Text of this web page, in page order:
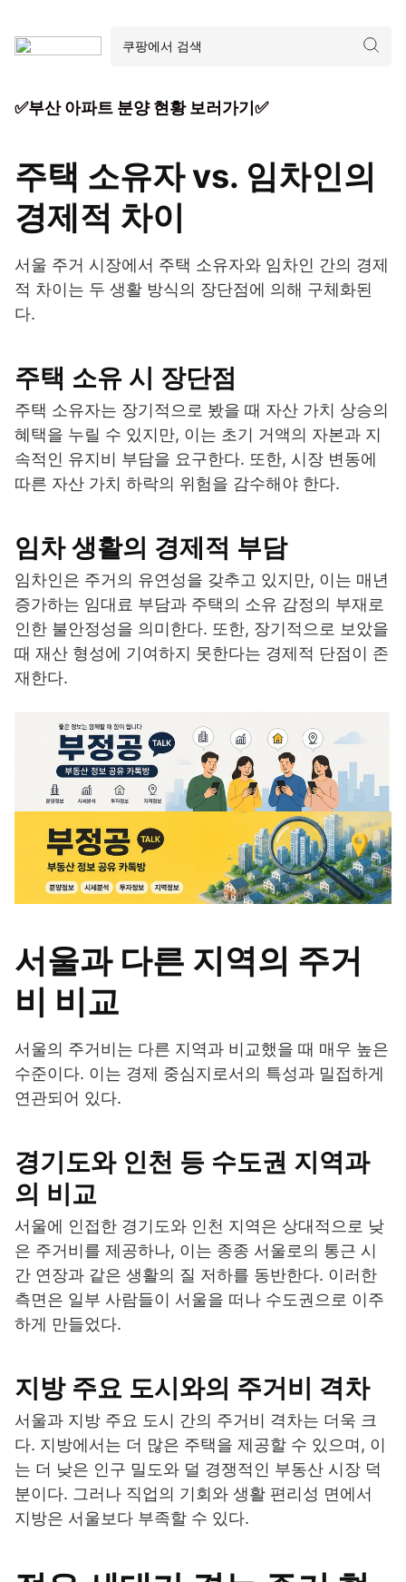
✅부산 아파트 분양 현황 보러가기✅
주택 소유자 vs. 임차인의
경제적 차이
서울 주거 시장에서 주택 소유자와 임차인 간의 경제
적 차이는 두 생활 방식의 장단점에 의해 구체화된
다.
주택 소유 시 장단점
주택 소유자는 장기적으로 봤을 때 자산 가치 상승의
혜택을 누릴 수 있지만, 이는 초기 거액의 자본과 지
속적인 유지비 부담을 요구한다. 또한, 시장 변동에
따른 자산 가치 하락의 위험을 감수해야 한다.
임차 생활의 경제적 부담
임차인은 주거의 유연성을 갖추고 있지만, 이는 매년
증가하는 임대료 부담과 주택의 소유 감정의 부재로
인한 불안정성을 의미한다. 또한, 장기적으로 보았을
때 재산 형성에 기여하지 못한다는 경제적 단점이 존
재한다.
서울과 다른 지역의 주거
비 비교
서울의 주거비는 다른 지역과 비교했을 때 매우 높은
수준이다. 이는 경제 중심지로서의 특성과 밀접하게
연관되어 있다.
경기도와 인천 등 수도권 지역과
의 비교
서울에 인접한 경기도와 인천 지역은 상대적으로 낮
은 주거비를 제공하나, 이는 종종 서울로의 통근 시
간 연장과 같은 생활의 질 저하를 동반한다. 이러한
측면은 일부 사람들이 서울을 떠나 수도권으로 이주
하게 만들었다.
지방 주요 도시와의 주거비 격차
서울과 지방 주요 도시 간의 주거비 격차는 더욱 크
다. 지방에서는 더 많은 주택을 제공할 수 있으며, 이
는 더 낮은 인구 밀도와 덜 경쟁적인 부동산 시장 덕
분이다. 그러나 직업의 기회와 생활 편리성 면에서
지방은 서울보다 부족할 수 있다.